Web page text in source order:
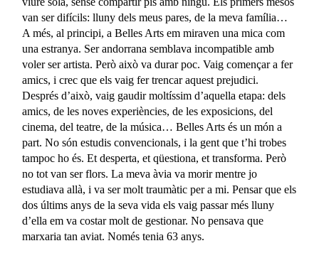
van ser difícils: lluny dels meus pares, de la meva família…
A més, al principi, a Belles Arts em miraven una mica com
una estranya. Ser andorrana semblava incompatible amb
voler ser artista. Però això va durar poc. Vaig començar a fer
amics, i crec que els vaig fer trencar aquest prejudici.
Després d’això, vaig gaudir moltíssim d’aquella etapa: dels
amics, de les noves experiències, de les exposicions, del
cinema, del teatre, de la música… Belles Arts és un món a
part. No són estudis convencionals, i la gent que t’hi trobes
tampoc ho és. Et desperta, et qüestiona, et transforma. Però
no tot van ser flors. La meva àvia va morir mentre jo
estudiava allà, i va ser molt traumàtic per a mi. Pensar que els
dos últims anys de la seva vida els vaig passar més lluny
d’ella em va costar molt de gestionar. No pensava que
marxaria tan aviat. Només tenia 63 anys.